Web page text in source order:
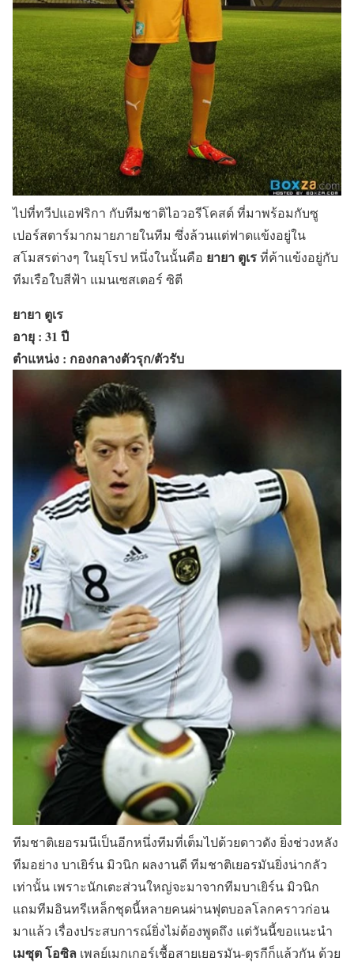
ไปที่ทวีปแอฟริกา กับทีมชาติไอวอรีโคสต์ ที่มาพร้อมกับซู
เปอร์สตาร์มากมายภายในทีม ซึ่งล้วนแต่ฟาดแข้งอยู่ใน
สโมสรต่างๆ ในยุโรป หนึ่งในนั้นคือ ยายา ตูเรที่ค้าแข้งอยู่กับ
ทีมเรือใบสีฟ้า แมนเซสเตอร์ ซิตี
ยายา ตูเร
อายุ : 31 ปี
ตำแหน่ง : กองกลางตัวรุก/ตัวรับ
ทีมชาติเยอรมนีเป็นอีกหนึ่งทีมที่เต็มไปด้วยดาวดัง ยิ่งช่วงหลัง
ทีมอย่าง บาเยิร์น มิวนิก ผลงานดี ทีมชาติเยอรมันยิ่งน่ากลัว
เท่านั้น เพราะนักเตะส่วนใหญ่จะมาจากทีมบาเยิร์น มิวนิก
แถมทีมอินทรีเหล็กชุดนี้หลายคนผ่านฟุตบอลโลกคราวก่อน
มาแล้ว เรื่องประสบการณ์ยิ่งไม่ต้องพูดถึง แต่วันนี้ขอแนะนำ
เมซุต โอซิล เพลย์เมกเกอร์เชื้อสายเยอรมัน-ตุรกีก็แล้วกัน ด้วย